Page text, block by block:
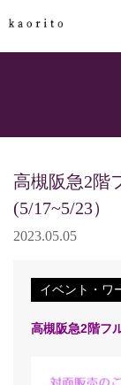
高槻阪急2階
(5/17~5/23）
2023.05.05
イベント・ワ
高槻阪急2階フ